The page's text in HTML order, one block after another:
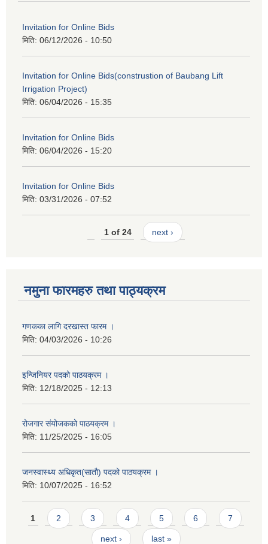
Invitation for Online Bids
मिति: 06/12/2026 - 10:50
Invitation for Online Bids(construstion of Baubang Lift
Irrigation Project)
मिति: 06/04/2026 - 15:35
Invitation for Online Bids
मिति: 06/04/2026 - 15:20
Invitation for Online Bids
मिति: 03/31/2026 - 07:52
1 of 24 next ›
नमुना फारमहरु तथा पाठ्यक्रम
गणकका लागि दरखास्त फारम ।
मिति: 04/03/2026 - 10:26
इन्जिनियर पदको पाठयक्रम ।
मिति: 12/18/2025 - 12:13
रोजगार संयोजकको पाठयक्रम ।
मिति: 11/25/2025 - 16:05
जनस्वास्थ्य अधिकृत(सातौ) पदको पाठयक्रम ।
मिति: 10/07/2025 - 16:52
Pages
1 2 3 4 5 6 7
next › last »